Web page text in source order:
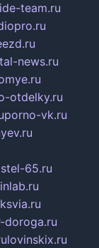
team.ru
news.ru
otdelky.ru
porno-vk.ru
65.ru
doroga.ru
lovinskix.ru